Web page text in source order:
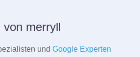
von merryll
und Google Experten